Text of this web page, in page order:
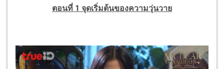
ตอนที่ 1 จุดเริ่มต้นของความวุ่นวาย